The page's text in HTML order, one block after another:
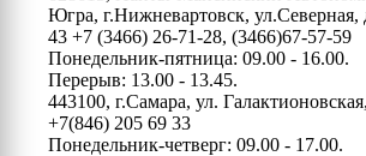
Югра, г.Нижневартовск, ул.Северная,
43 +7 (3466) 26-71-28, (3466)67-57-59
Понедельник-пятница: 09.00 - 16.00.
Перерыв: 13.00 - 13.45.
443100, г.Самара, ул.
+7(846) 205 69 33
Понедельник-четверг: 09.00 - 17.00.